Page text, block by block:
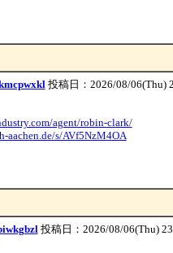
投稿日：2026/08/06(Thu)
agent/robin-clark/
aachen.de/s/AVf5NzM4OA
投稿日：2026/08/06(Thu)